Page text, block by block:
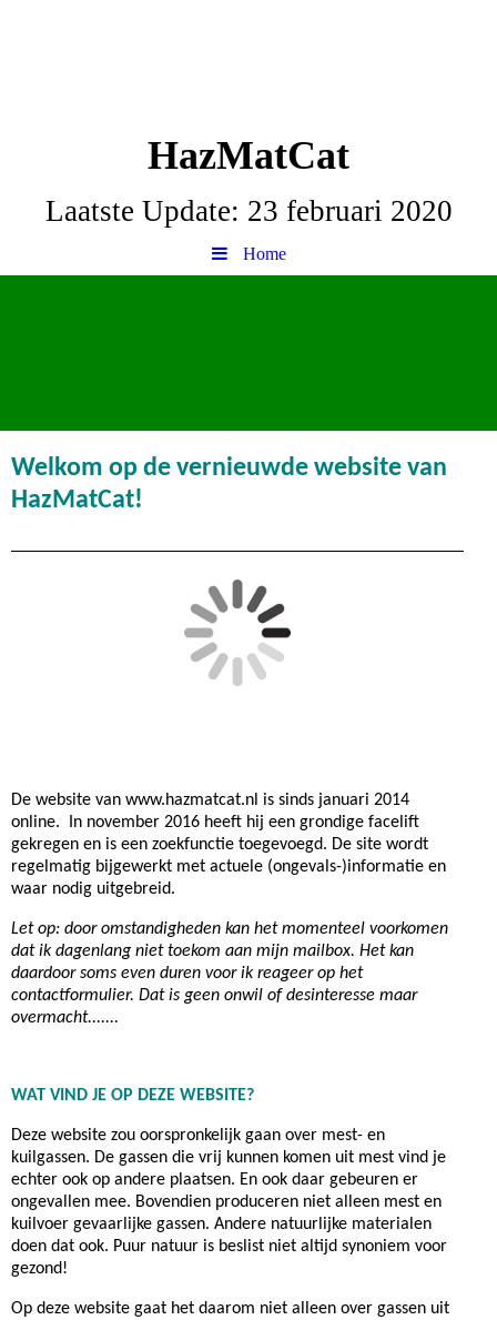
HazMatCat
Laatste Update: 23 februari 2020
Home
Welkom op de vernieuwde website van
HazMatCat!
De website van www.hazmatcat.nl is sinds januari 2014
online.
In november 2016 heeft hij een grondige facelift
gekregen en is een zoekfunctie toegevoegd. De site wordt
regelmatig bijgewerkt met actuele (ongevals-)informatie en
waar nodig uitgebreid.
Let op: door omstandigheden kan het momenteel voorkomen
dat ik dagenlang niet toekom aan mijn mailbox. Het kan
daardoor soms even duren voor ik reageer op het
contactformulier. Dat is geen onwil of desinteresse maar
overmacht.......
WAT VIND JE OP DEZE WEBSITE?
Deze website zou oorspronkelijk gaan over mest- en
kuilgassen. De gassen die vrij kunnen komen uit mest vind je
echter ook op andere plaatsen. En ook daar gebeuren er
ongevallen mee. Bovendien produceren niet alleen mest en
kuilvoer gevaarlijke gassen. Andere natuurlijke materialen
doen dat ook. Puur natuur is beslist niet altijd synoniem voor
gezond!
Op deze website gaat het daarom niet alleen over gassen uit